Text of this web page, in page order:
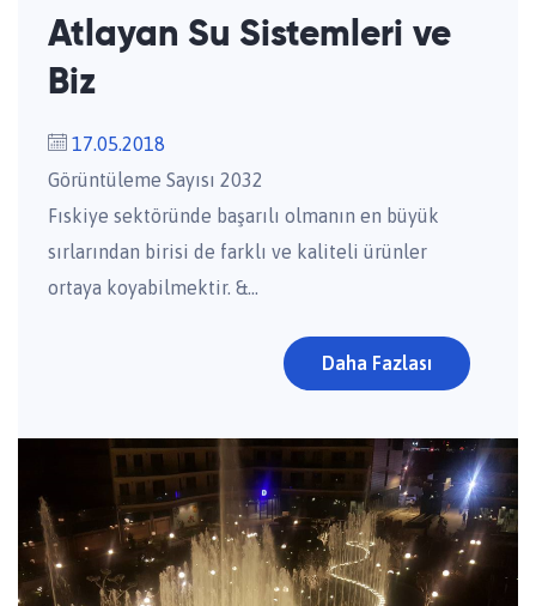
Atlayan Su Sistemleri ve
Biz
17.05.2018
Görüntüleme Sayısı 2032
Fıskiye sektöründe başarılı olmanın en büyük
sırlarından birisi de farklı ve kaliteli ürünler
ortaya koyabilmektir. &...
Daha Fazlası